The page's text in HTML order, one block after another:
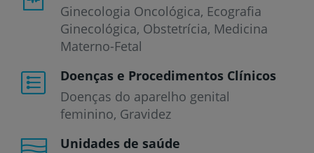
Ginecologia Oncológica, Ecografia
Ginecológica, Obstetrícia, Medicina
Materno-Fetal
Doenças e Procedimentos Clínicos
Doenças do aparelho genital
feminino Gravidez
Unidades de saúde